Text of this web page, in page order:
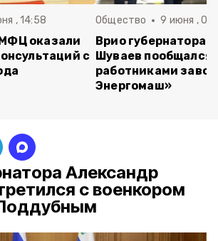
, 14:58
оказали
с
Общество 9 июня ,
Врио губернатора
Шуваев пообщался
работниками
Энергомаш»
Александр
с военкором